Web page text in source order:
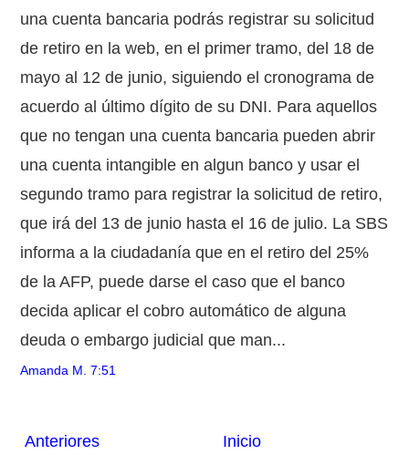
una cuenta bancaria podrás registrar su solicitud
de retiro en la web, en el primer tramo, del 18 de
mayo al 12 de junio, siguiendo el cronograma de
acuerdo al último dígito de su DNI. Para aquellos
que no tengan una cuenta bancaria pueden abrir
una cuenta intangible en algun banco y usar el
segundo tramo para registrar la solicitud de retiro,
que irá del 13 de junio hasta el 16 de julio. La SBS
informa a la ciudadanía que en el retiro del 25%
de la AFP, puede darse el caso que el banco
decida aplicar el cobro automático de alguna
deuda o embargo judicial que man...
Amanda M. 7:51
Anteriores Inicio